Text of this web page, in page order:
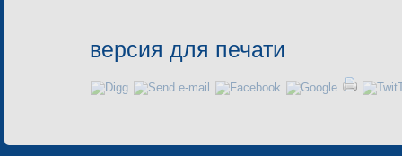
версия для печати